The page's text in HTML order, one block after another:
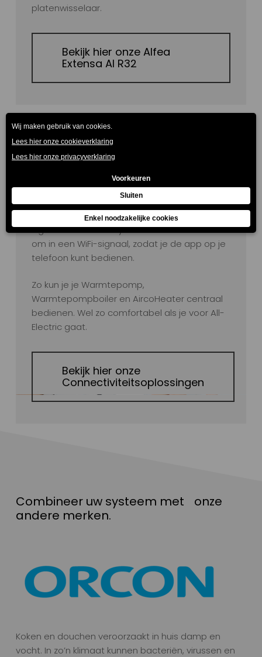
platenwisselaar.
Bekijk hier onze Alfea
Extensa AI R32
Connectiviteitsoplossingen
Dankzij de Cozytouch Zigbee module en de
Cozytouch Hub bedien je al je duurzame
oplossingen op één platform: Cozytouch. De
Cozytouch Zigbee module stuurt een Zigbee
signaal naar de Cozytouch Hub. Die zet dit
om in een WiFi-signaal, zodat je de app op je
telefoon kunt bedienen.
Zo kun je je Warmtepomp,
Warmtepompboiler en AircoHeater centraal
bedienen. Wel zo comfortabel als je voor All-
Electric gaat.
Bekijk hier onze
Connectiviteitsoplossingen
Combineer uw systeem met onze
andere merken.
Koken en douchen veroorzaakt in huis damp en
vocht. In zo’n klimaat kunnen bacteriën, virussen en